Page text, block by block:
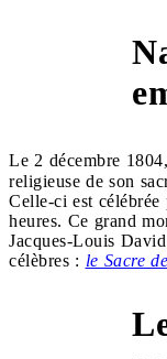
Le 2 décembre
religieuse de son
Celle-ci est
heures. Ce grand
Jacques-Louis
célèbres : le Sacre